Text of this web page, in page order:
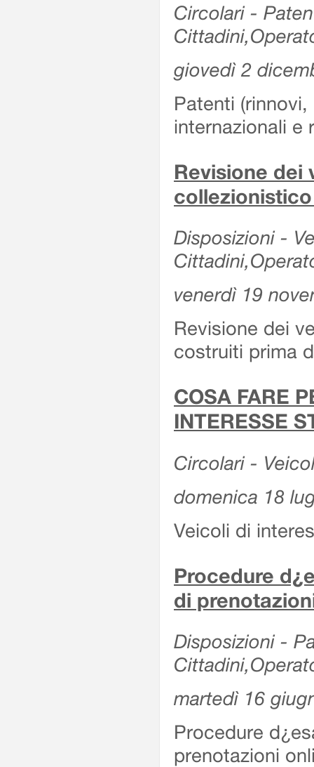
Circolari -
giovedì 2
Patenti
internazionali e
Revisione dei
Disposizioni -
venerdì 19
Revisione dei
costruiti prima
COSA FARE
INTERESSE
Circolari -
domenica 18
Veicoli di
Procedure
di
Disposizioni -
martedì 16
Procedure
prenotazioni